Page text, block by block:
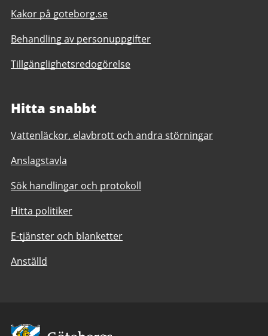
Kakor på goteborg.se
Behandling av personuppgifter
Tillgänglighetsredogörelse
Hitta snabbt
Vattenläckor, elavbrott och andra störningar
Anslagstavla
Sök handlingar och protokoll
Hitta politiker
E-tjänster och blanketter
Anställd
Avsändare: